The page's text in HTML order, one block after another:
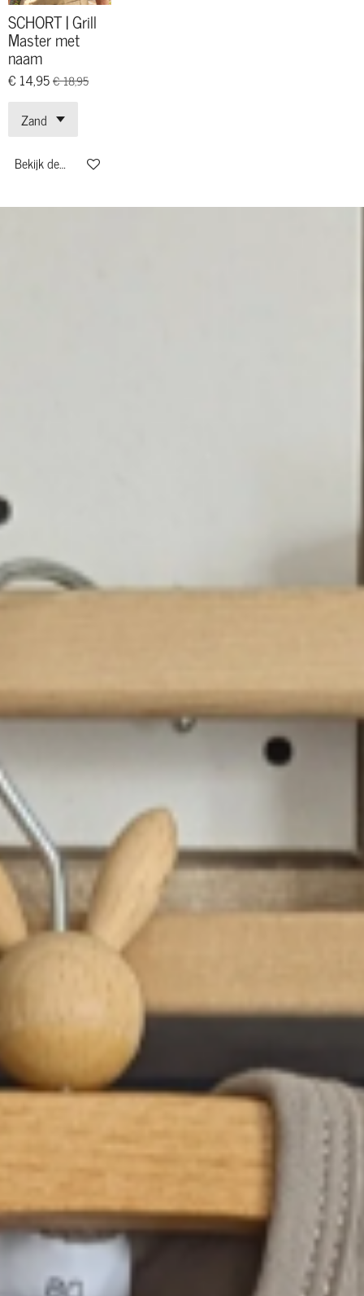
SCHORT | Grill
Master met
naam
€ 14,95€ 18,95
Bekijk details